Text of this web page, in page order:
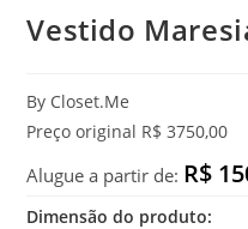
Vestido
By Closet.Me
Preço original R$ 3750,00
Alugue a partir de: R$
Dimensão do produto: